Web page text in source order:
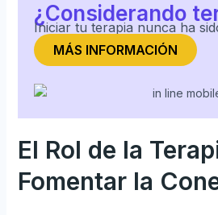
¿Considerando
Iniciar tu terapia nunca ha
MÁS INFORMACIÓN
El Rol de la
Fomentar la